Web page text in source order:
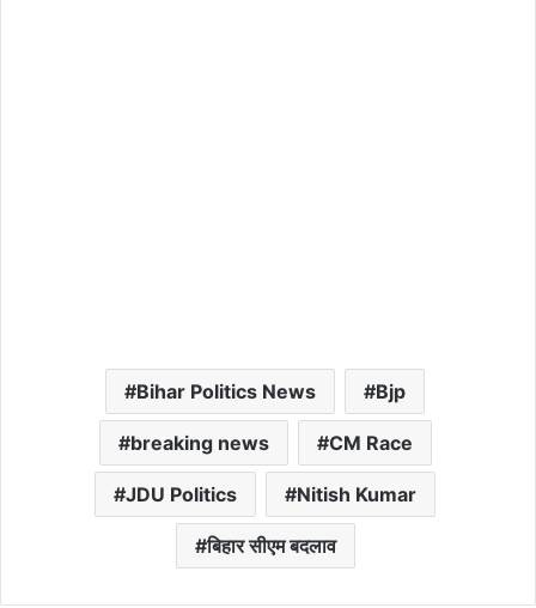
Bihar Politics News Bjp
breaking news CM Race
JDU Politics Nitish Kumar
बिहार सीएम बदलाव